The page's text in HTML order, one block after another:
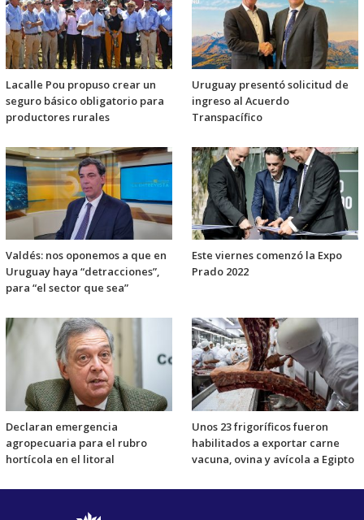
Lacalle Pou propuso crear un
seguro básico obligatorio para
productores rurales
Uruguay presentó solicitud de
ingreso al Acuerdo
Transpacífico
Valdés: nos oponemos a que en
Uruguay haya “detracciones”,
para “el sector que sea”
Este viernes comenzó la Expo
Prado 2022
Declaran emergencia
agropecuaria para el rubro
hortícola en el litoral
Unos 23 frigoríficos fueron
habilitados a exportar carne
vacuna, ovina y avícola a Egipto